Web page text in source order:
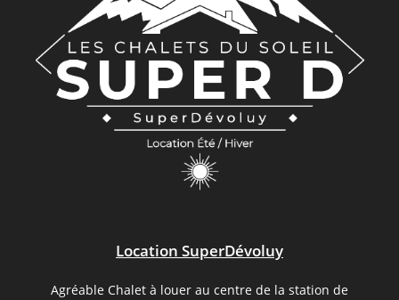
Location SuperDévoluy
Agréable Chalet à louer au centre de la station de